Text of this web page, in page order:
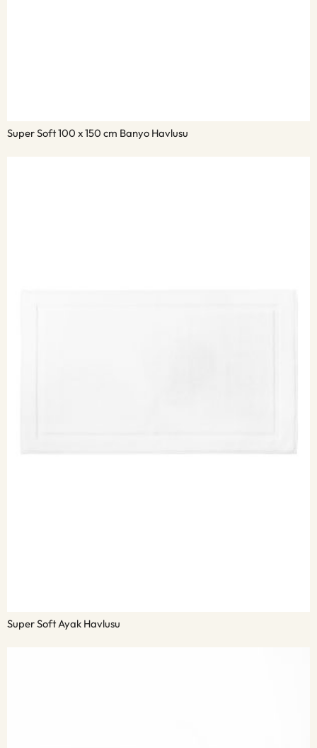
Super Soft 100 x 150 cm Banyo Havlusu
Super Soft Ayak Havlusu